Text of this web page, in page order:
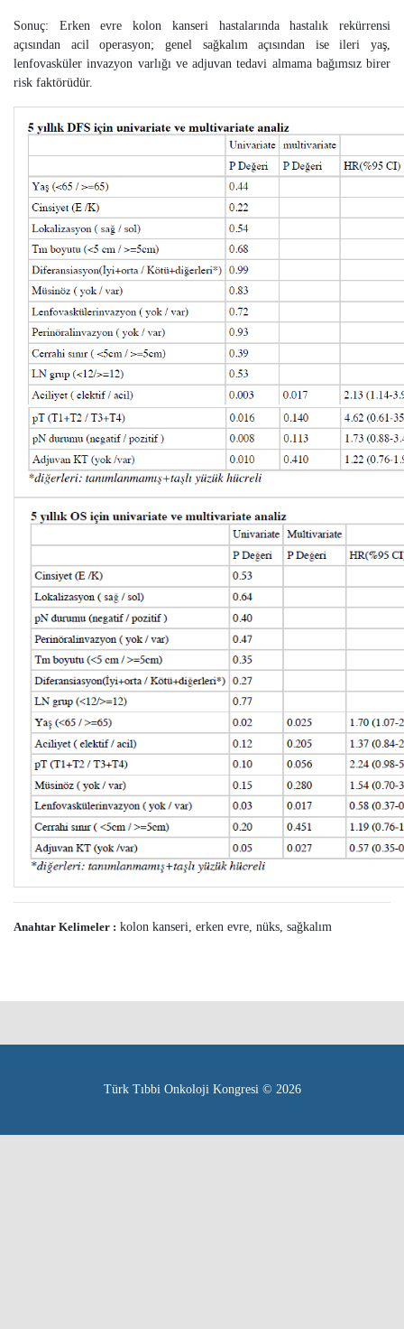
Sonuç: Erken evre kolon kanseri hastalarında hastalık rekürrensi
açısından acil operasyon; genel sağkalım açısından ise ileri yaş,
lenfovasküler invazyon varlığı ve adjuvan tedavi almama bağımsız birer
risk faktörüdür.
Anahtar Kelimeler : kolon kanseri, erken evre, nüks, sağkalım
Türk Tıbbi Onkoloji Kongresi © 2026